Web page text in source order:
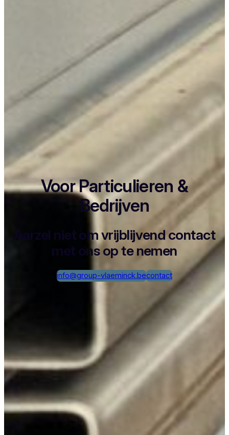
Voor Particulieren &
Bedrijven
Aarzel niet om vrijblijvend contact
met ons op te nemen
info@group-vlaeminck.becontact